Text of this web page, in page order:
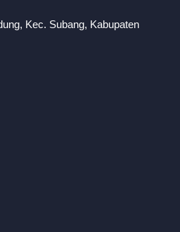
Kec. Subang, Kabupaten